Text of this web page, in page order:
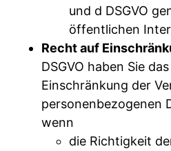
und d DSGVO
öffentlichen
Recht auf
DSGVO haben Sie
Einschränkung der
personenbezogenen
wenn
die Richtigkeit